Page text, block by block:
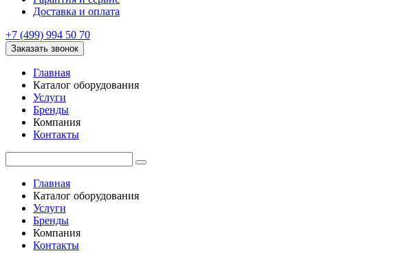
Доставка и оплата
+7 (499) 994 50 70
Заказать звонок
Главная
Каталог оборудования
Услуги
Бренды
Компания
Контакты
Главная
Каталог оборудования
Услуги
Бренды
Компания
Контакты